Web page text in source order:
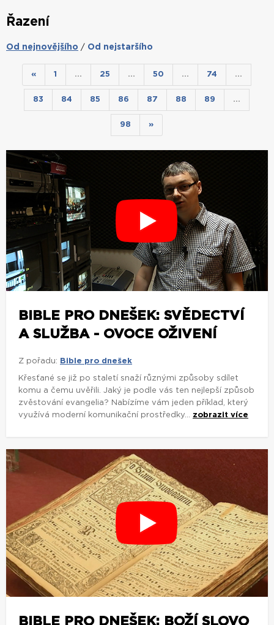
Řazení
Od nejnovějšího / Od nejstaršího
« 1 … 25 … 50 … 74 …
83 84 85 86 87 88 89 …
98 »
BIBLE PRO DNEŠEK: SVĚDECTVÍ
A SLUŽBA - OVOCE OŽIVENÍ
Z pořadu: Bible pro dnešek
Křesťané se již po staletí snaží různými způsoby sdílet
komu a čemu uvěřili. Jaký je podle vás ten nejlepší způsob
zvěstování evangelia? Nabízíme vám jeden příklad, který
využívá moderní komunikační prostředky... zobrazit více
BIBLE PRO DNEŠEK: BOŽÍ SLOVO